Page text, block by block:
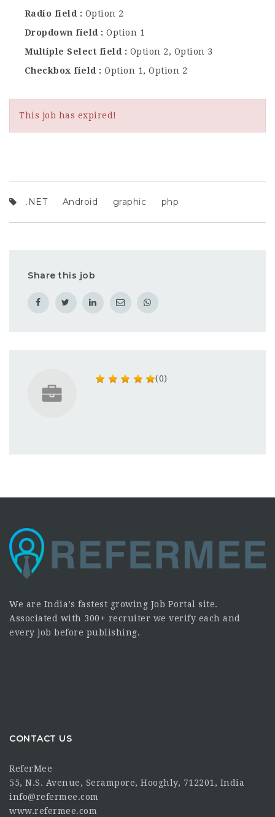
Radio field
Option 2
Dropdown field
Option 1
Multiple Select field
Option 2, Option 3
Checkbox field
Option 1, Option 2
This job has expired!
.NET Android graphic php
Share this job
(0)
We are India’s fastest growing Job Portal site.
Associated with 300+ recruiter we verify each and
every job before publishing.
CONTACT US
ReferMee
55, N.S. Avenue, Serampore, Hooghly, 712201, India
info@refermee.com
www.refermee.com